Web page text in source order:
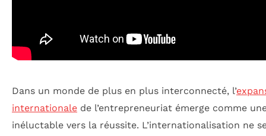
Dans un monde de plus en plus interconnecté, l’
internationale de l’entrepreneuriat émerge comme
inéluctable vers la réussite. L’internationalisation ne